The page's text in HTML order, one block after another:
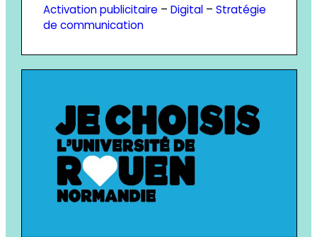
Activation publicitaire – Digital – Stratégie
de communication